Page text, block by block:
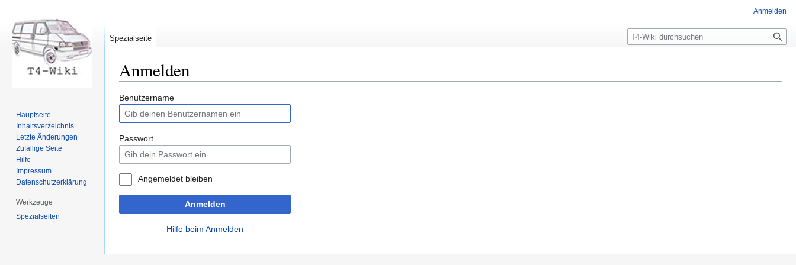
Anmelden
Zur
Navigation
springen
Zur
Suche
springen
Benutzername
Passwort
Angemeldet bleiben
Anmelden
Hilfe beim Anmelden
Anmelden
Spezialseite Suche
Hauptseite
Inhaltsverzeichnis
Letzte Änderungen
Zufällige Seite
Hilfe
Impressum
Datenschutzerklärung
Werkzeuge
Spezialseiten